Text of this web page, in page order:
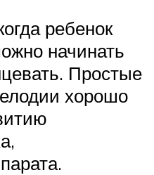
ребенок
начинать
Простые
хорошо